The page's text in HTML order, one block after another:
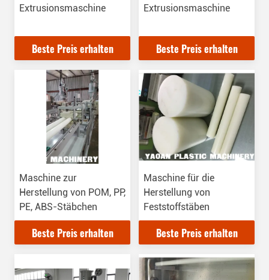
Extrusionsmaschine
Beste Preis erhalten
Extrusionsmaschine
Beste Preis erhalten
Maschine zur
Herstellung von POM, PP,
PE, ABS-Stäbchen
Beste Preis erhalten
Maschine für die
Herstellung von
Feststoffstäben
Beste Preis erhalten